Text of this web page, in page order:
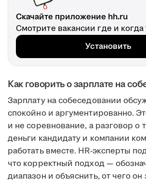
Скачайте приложение hh.ru
Смотрите вакансии где и
Установить
Как говорить о зарплате на
Зарплату на собеседовании
спокойно и аргументированно.
и не соревнование, а разговор о
деньги кандидату и компании
работать вместе. HR-эксперты
что корректный подход —
диапазон и объяснить, от чего он